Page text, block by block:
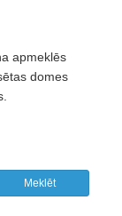
apmeklēs
domes